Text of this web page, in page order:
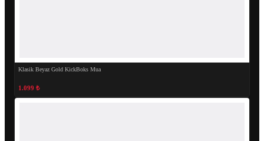
Klasik Beyaz Gold KickBoks Mua
1.099 ₺